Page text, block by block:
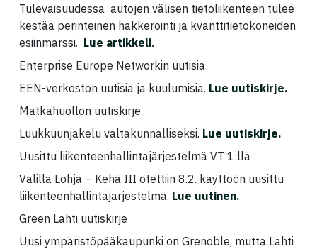
Tulevaisuudessa autojen välisen tietoliikenteen tulee
kestää perinteinen hakkerointi ja kvanttitietokoneiden
esiinmarssi. Lue artikkeli.
Enterprise Europe Networkin uutisia
EEN-verkoston uutisia ja kuulumisia. Lue uutiskirje.
Matkahuollon uutiskirje
Luukkuunjakelu valtakunnalliseksi. Lue uutiskirje.
Uusittu liikenteenhallintajärjestelmä VT 1:llä
Välillä Lohja – Kehä III otettiin 8.2. käyttöön uusittu
liikenteenhallintajärjestelmä. Lue uutinen.
Green Lahti uutiskirje
Uusi ympäristöpääkaupunki on Grenoble, mutta Lahti